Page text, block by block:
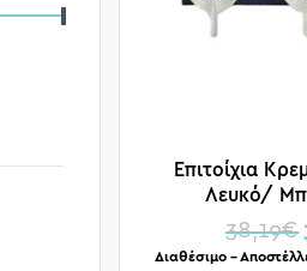
Επιτοίχια
Λευκό/
38,19€
Διαθέσιμο –